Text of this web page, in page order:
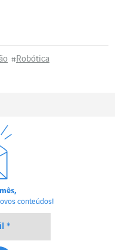
#Robótica
conteúdos!